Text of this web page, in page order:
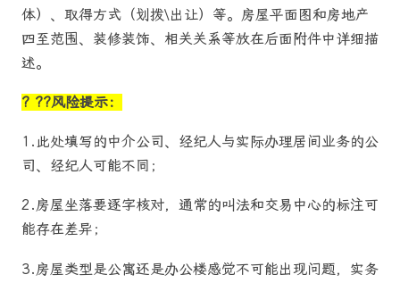
体）、取得方式（划拨\出让）等。房屋平面图和房地产
四至范围、装修装饰、相关关系等放在后面附件中详细描
述。
? ??风险提示：
1.此处填写的中介公司、经纪人与实际办理居间业务的公
司、经纪人可能不同；
2.房屋坐落要逐字核对，通常的叫法和交易中心的标注可
能存在差异；
3.房屋类型是公寓还是办公楼感觉不可能出现问题，实务